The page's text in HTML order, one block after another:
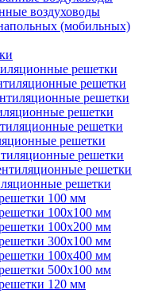
воздуховоды
(мобильных)
решетки
решетки
решетки
решетки
решетки
решетки
решетки
решетки
решетки
100 мм
100х100 мм
100х200 мм
300х100 мм
100х400 мм
500х100 мм
120 мм